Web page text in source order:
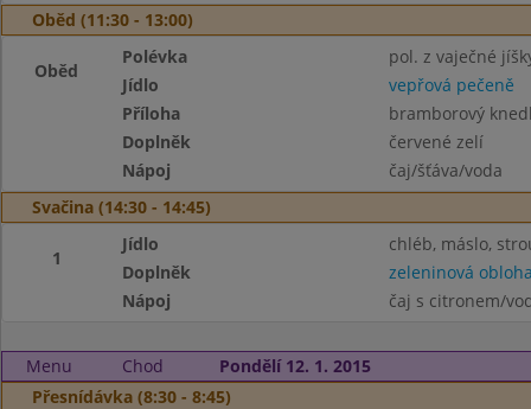
Oběd (11:30 - 13:00)
Oběd
Polévka
pol. z vaječné
Jídlo
vepřová pečeně
Příloha
bramborový
Doplněk
červené zelí
Nápoj
čaj/šťáva/voda
Svačina (14:30 - 14:45)
1
Jídlo
chléb, máslo,
Doplněk
zeleninová
Nápoj
čaj s citronem/
Menu Chod
Pondělí 12. 1. 2015
Přesnídávka (8:30 - 8:45)